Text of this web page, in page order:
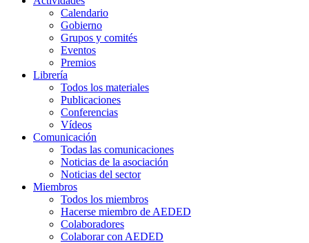
Calendario
Gobierno
Grupos y comités
Eventos
Premios
Librería
Todos los materiales
Publicaciones
Conferencias
Vídeos
Comunicación
Todas las comunicaciones
Noticias de la asociación
Noticias del sector
Miembros
Todos los miembros
Hacerse miembro de AEDED
Colaboradores
Colaborar con AEDED